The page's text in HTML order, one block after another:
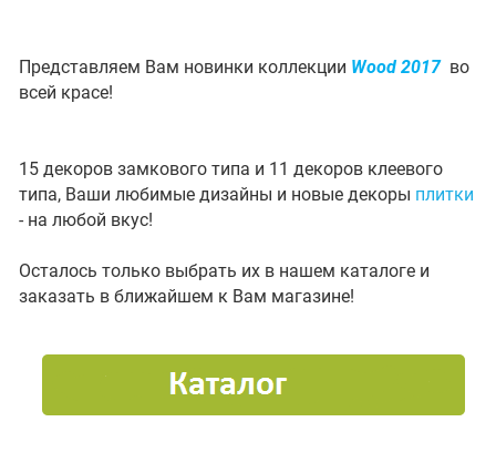
Представляем Вам новинки коллекции Wood 2017 во
всей красе!
15 декоров замкового типа и 11 декоров клеевого
типа, Ваши любимые дизайны и новые декоры плитки
- на любой вкус!
Осталось только выбрать их в нашем каталоге и
заказать в ближайшем к Вам магазине!